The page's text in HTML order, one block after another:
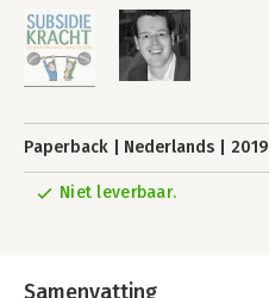
Paperback Nederlands 2019
Niet leverbaar.
Samenvatting